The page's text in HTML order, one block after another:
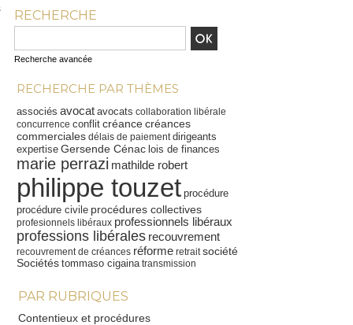
RECHERCHE
Recherche avancée
RECHERCHE PAR THÈMES
associés avocat avocats collaboration libérale
concurrence conflit créancecréances
commerciales délais de paiement dirigeants
expertise Gersende Cénac lois de finances
marie perrazi mathilde robert
philippe touzet procédure
procédure civile procédures collectives
profesionnels libéraux professionnels libéraux
professions libérales recouvrement
recouvrement de créances réforme retrait société
Sociétés tommaso cigaina transmission
PAR RUBRIQUES
Contentieux et procédures